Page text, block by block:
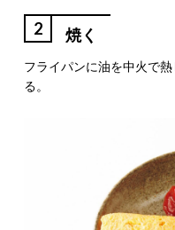
2 焼く
フライパンに油を中火で
る。